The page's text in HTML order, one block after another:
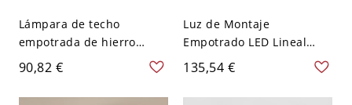
Lámpara de techo
empotrada de hierro
fundido con 3 luces y
pantalla acrílica para
dormitorio, conexión
90,82 €
Luz de Montaje
Empotrado LED Lineal
Minimalista Nórdica, Fina
Lámpara de Techo con
Acabado de Madera y
135,54 €